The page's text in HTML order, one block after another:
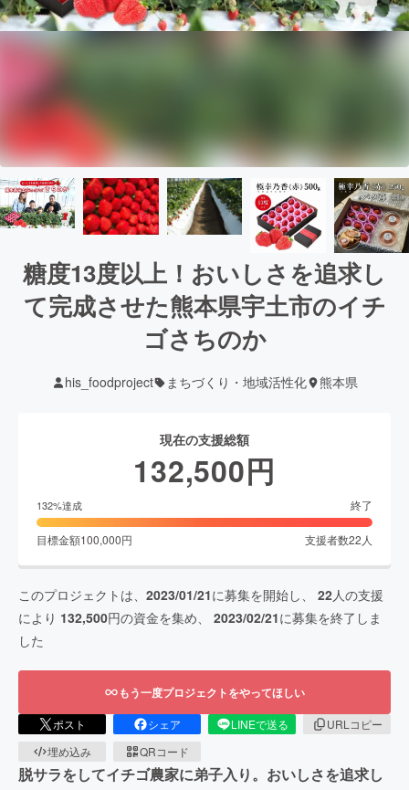
糖度13度以上！おいしさを追求し
て完成させた熊本県宇土市のイチ
ゴさちのか
his_foodproject まちづくり・地域活性化 熊本県
現在の支援総額
132,500円
132%達成 終了
目標金額100,000円 支援者数22 人
このプロジェクトは、 2023/01/21に募集を開始し、 22人の支援
により 132,500円の資金を集め、 2023/02/21に募集を終了しま
した
もう一度プロジェクトをやってほしい
ポスト シェア LINEで送る
URLコピー
埋め込み
QRコード
脱サラをしてイチゴ農家に弟子入り。おいしさを追求し